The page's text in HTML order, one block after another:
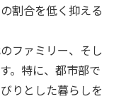
割合を低く抑える
ファミリー、そし
。特に、都市部で
りとした暮らしを